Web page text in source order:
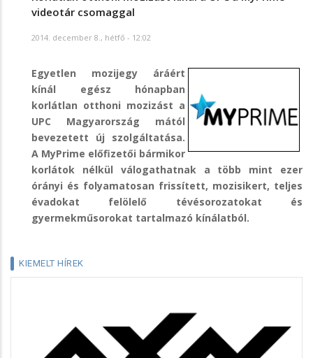
videotár csomaggal
2014. december 8., hétfő - 12:02
Egyetlen mozijegy áráért
kínál egész hónapban
korlátlan otthoni mozizást a
UPC Magyarország mától
bevezetett új szolgáltatása.
A MyPrime előfizetői bármikor
korlátok nélkül válogathatnak a több mint ezer
órányi és folyamatosan frissített, mozisikert, teljes
évadokat felölelő tévésorozatokat és
gyermekműsorokat tartalmazó kínálatból.
KIEMELT HÍREK